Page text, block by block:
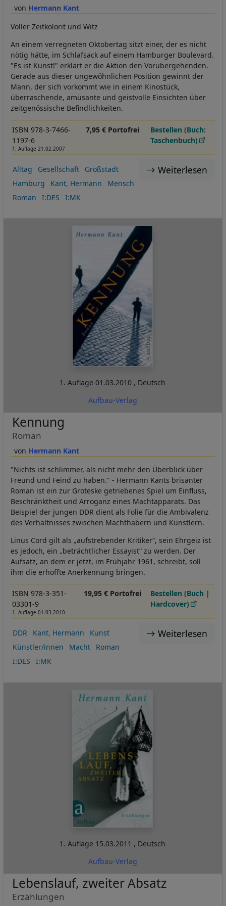
Hermann Kant
Voller Zeitkolorit und Witz
An einem verregneten Oktobertag sitzt einer, der es nicht
nötig hätte, im Schlafsack auf einem Hamburger Boulevard.
"Es ist Kunst!" erklärt er die Aktion den Vorübergehenden.
Gerade aus dieser ungewöhnlichen Position gewinnt der
Mann, der sich vorkommt wie in einem Kinostück,
überraschende, amüsante und geistvolle Einsichten über
zeitgenössische Befindlichkeiten.
ISBN 978-3-7466-
1197-6
1. Auflage 21.02.2007
7,95 € Portofrei
Bestellen (Buch:
Taschenbuch)
Weiterlesen
Alltag Gesellschaft
Großstadt
Hamburg
Kant, Hermann
Mensch
Roman
I:DES I:MK
1. Auflage01.03.2010 , Deutsch
Aufbau-Verlag
Hermann Kant
Kennung
Roman
"Nichts ist schlimmer, als nicht mehr den Überblick über
Freund und Feind zu haben." - Hermann Kants brisanter
Roman ist ein zur Groteske getriebenes Spiel um Einfluss,
Beschränktheit und Arroganz eines Machtapparats. Das
Beispiel der jungen DDR dient als Folie für die Ambivalenz
des Verhältnisses zwischen Machthabern und Künstlern.
Linus Cord gilt als „aufstrebender Kritiker“, sein Ehrgeiz ist
es jedoch, ein „beträchtlicher Essayist“ zu werden. Der
Aufsatz, an dem er jetzt, im Frühjahr 1961, schreibt, soll
ihm die erhoffte Anerkennung bringen.
ISBN 978-3-351-
03301-9
1. Auflage 01.03.2010
19,95 € Portofrei
Bestellen (Buch |
Hardcover)
Weiterlesen
DDR Kant, Hermann
Kunst
Künstler/innen
Macht
Roman
I:DES
I:MK
1. Auflage 15.03.2011 , Deutsch
Aufbau-Verlag
Lebenslauf, zweiter Absatz
Erzählungen